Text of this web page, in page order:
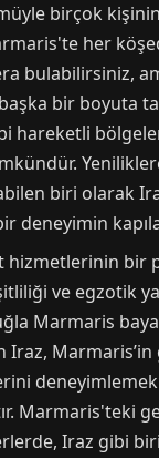
birçok
her
bulabilirsiniz,
bir boyuta
hareketli
biri olarak
deneyimin
bir
ve egzotik
Marmaris
Iraz,
Marmaris'teki
Iraz gibi